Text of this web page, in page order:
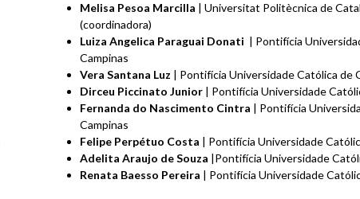
Melisa Pesoa Marcilla | Universitat Politècnica de
(coordinadora)
Luiza Angelica Paraguai Donati | Pontifícia
Campinas
Vera Santana Luz | Pontifícia Universidade Católica de
Dirceu Piccinato Junior | Pontifícia Universidade
Fernanda do Nascimento Cintra | Pontifícia
Campinas
Felipe Perpétuo Costa | Pontifícia Universidade
Adelita Araujo de Souza |Pontifícia Universidade
Renata Baesso Pereira | Pontifícia Universidade